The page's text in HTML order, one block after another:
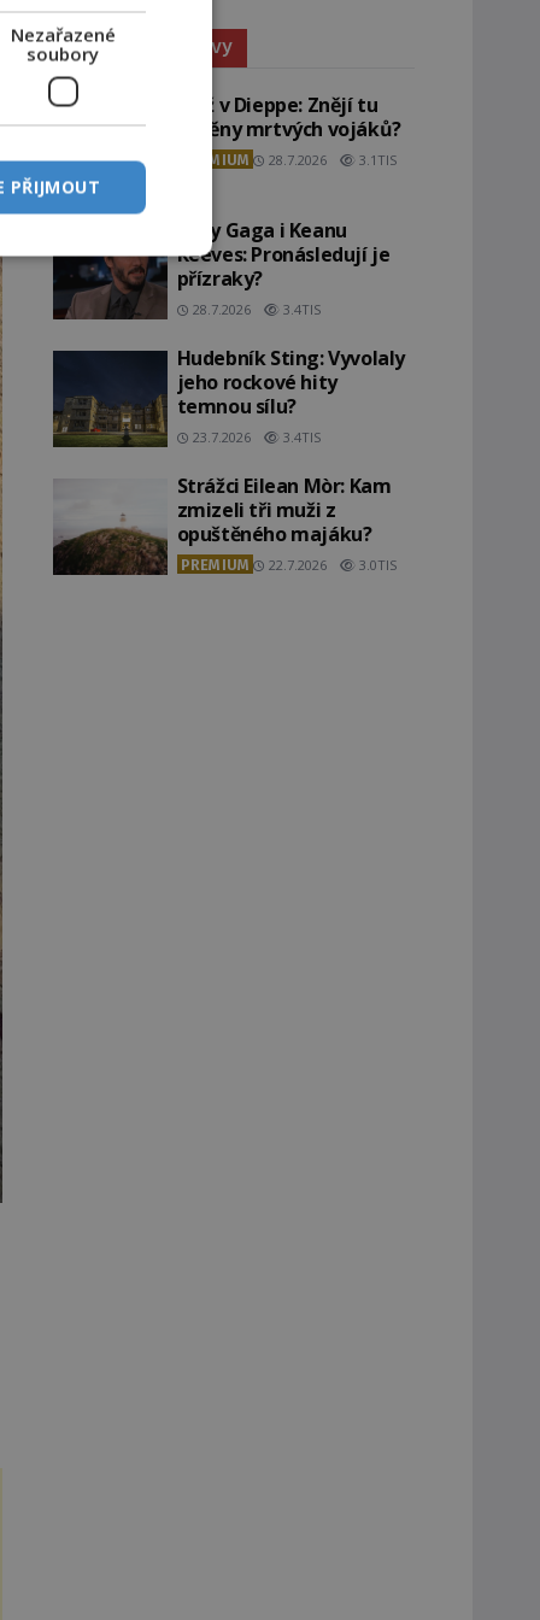
Paranormální jevy
Pláž v Dieppe: Znějí tu
ozvěny mrtvých vojáků?
PREMIUM 28.7.2026 3.1TIS
Lady Gaga i Keanu
Reeves: Pronásledují je
přízraky?
28.7.2026 3.4TIS
Hudebník Sting: Vyvolaly
jeho rockové hity
temnou sílu?
23.7.2026 3.4TIS
Strážci Eilean Mòr: Kam
zmizeli tři muži z
opuštěného majáku?
PREMIUM 22.7.2026 3.0TIS
Nezařazené
soubory
PŘIJMOUT